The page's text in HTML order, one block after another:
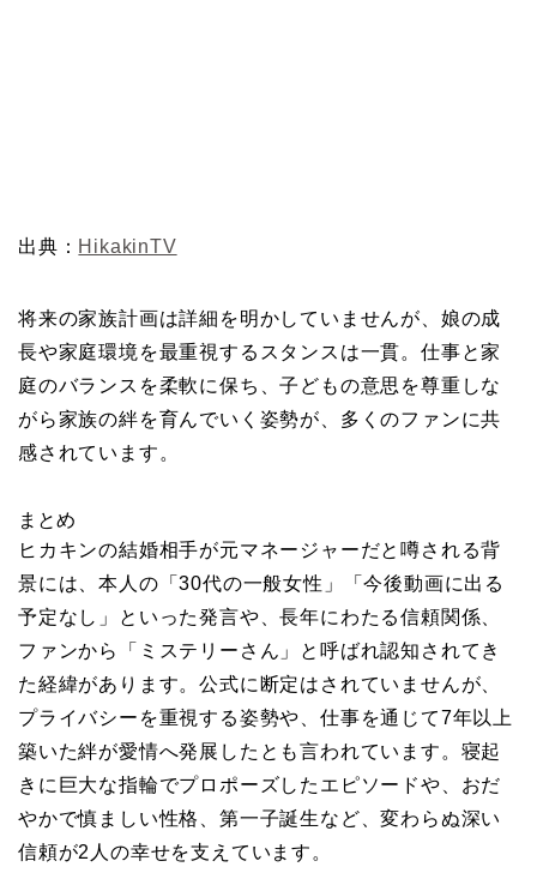
出典： HikakinTV
将来の家族計画は詳細を明かしていませんが、娘の成
長や家庭環境を最重視するスタンスは一貫。仕事と家
庭のバランスを柔軟に保ち、子どもの意思を尊重しな
がら家族の絆を育んでいく姿勢が、多くのファンに共
感されています。
まとめ
ヒカキンの結婚相手が元マネージャーだと噂される背
景には、本人の「30代の一般女性」「今後動画に出る
予定なし」といった発言や、長年にわたる信頼関係、
ファンから「ミステリーさん」と呼ばれ認知されてき
た経緯があります。公式に断定はされていませんが、
プライバシーを重視する姿勢や、仕事を通じて7年以上
築いた絆が愛情へ発展したとも言われています。寝起
きに巨大な指輪でプロポーズしたエピソードや、おだ
やかで慎ましい性格、第一子誕生など、変わらぬ深い
信頼が2人の幸せを支えています。